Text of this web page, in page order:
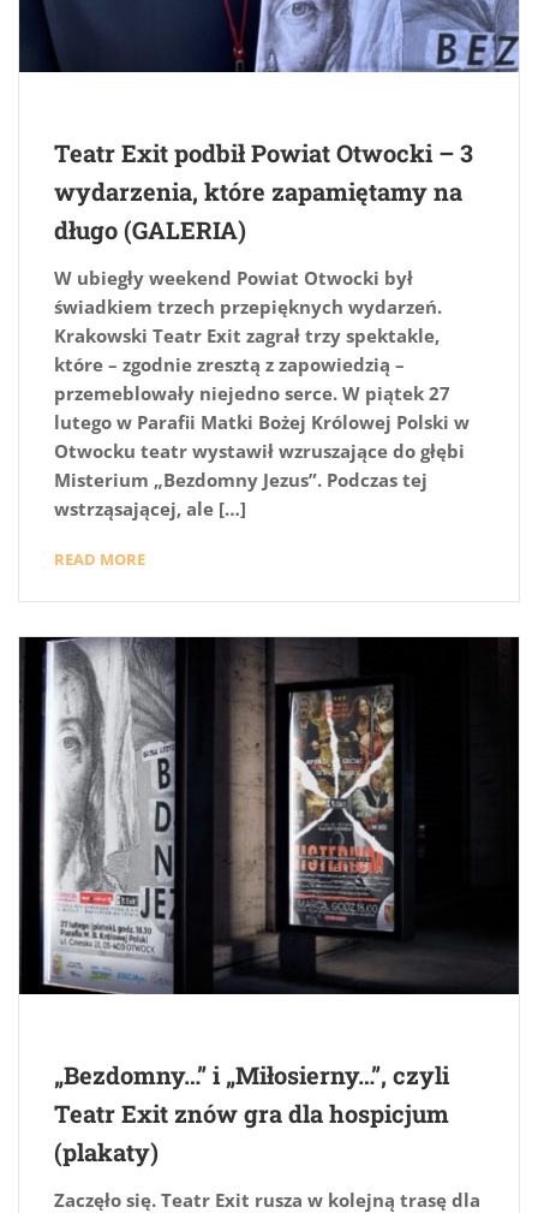
Teatr Exit podbił Powiat Otwocki – 3
wydarzenia, które zapamiętamy na
długo (GALERIA)
W ubiegły weekend Powiat Otwocki był
świadkiem trzech przepięknych wydarzeń.
Krakowski Teatr Exit zagrał trzy spektakle,
które – zgodnie zresztą z zapowiedzią –
przemeblowały niejedno serce. W piątek 27
lutego w Parafii Matki Bożej Królowej Polski w
Otwocku teatr wystawił wzruszające do głębi
Misterium „Bezdomny Jezus”. Podczas tej
wstrząsającej, ale […]
READ MORE
„Bezdomny…” i „Miłosierny…”, czyli
Teatr Exit znów gra dla hospicjum
(plakaty)
Zaczęło się. Teatr Exit rusza w kolejną trasę dla